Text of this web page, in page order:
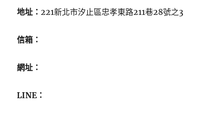
地址：221新北市汐止區忠孝東路211巷28號之3
信箱：
網址：
LINE：